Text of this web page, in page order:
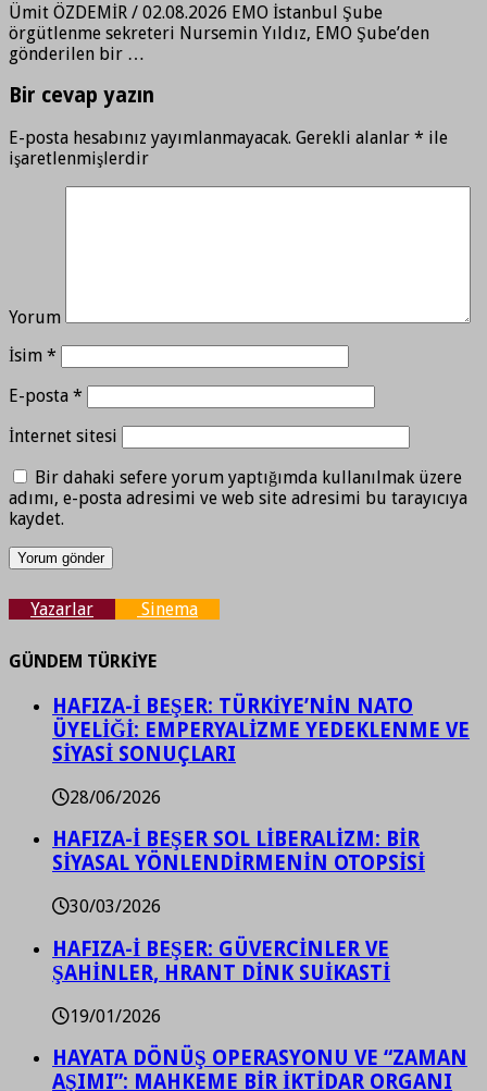
Ümit ÖZDEMİR / 02.08.2026 EMO İstanbul Şube
örgütlenme sekreteri Nursemin Yıldız, EMO Şube’den
gönderilen bir …
Bir cevap yazın
E-posta hesabınız yayımlanmayacak. Gerekli alanlar * ile
işaretlenmişlerdir
Yorum
İsim *
E-posta *
İnternet sitesi
Bir dahaki sefere yorum yaptığımda kullanılmak üzere
adımı, e-posta adresimi ve web site adresimi bu tarayıcıya
kaydet.
Yazarlar Sinema
GÜNDEM TÜRKİYE
HAFIZA-İ BEŞER: TÜRKİYE’NİN NATO
ÜYELİĞİ: EMPERYALİZME YEDEKLENME VE
SİYASİ SONUÇLARI
28/06/2026
HAFIZA-İ BEŞER SOL LİBERALİZM: BİR
SİYASAL YÖNLENDİRMENİN OTOPSİSİ
30/03/2026
HAFIZA-İ BEŞER: GÜVERCİNLER VE
ŞAHİNLER, HRANT DİNK SUİKASTİ
19/01/2026
HAYATA DÖNÜŞ OPERASYONU VE “ZAMAN
AŞIMI”: MAHKEME BİR İKTİDAR ORGANI